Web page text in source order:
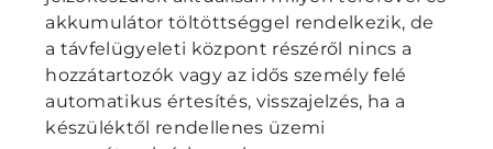
akkumulátor töltöttséggel rendelkezik, de
a távfelügyeleti központ részéről nincs a
hozzátartozók vagy az idős személy felé
automatikus értesítés, visszajelzés, ha a
készüléktől rendellenes üzemi